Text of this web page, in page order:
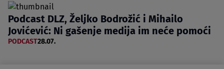
Podcast DLZ, Željko Bodrožić i Mihailo
Jovićević: Ni gašenje medija im neće pomoći
PODCAST28.07.